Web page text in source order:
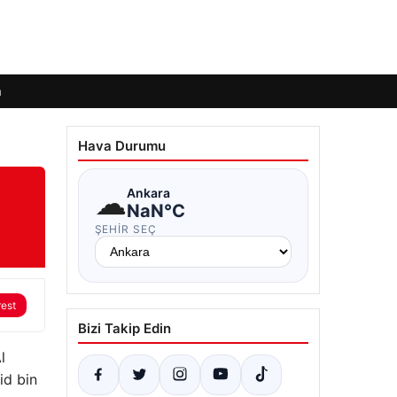
bin
Hava Durumu
☁Ankara
NaN°C
ŞEHIR SEÇ
Bizi Takip Edin